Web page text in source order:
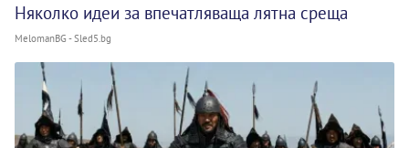
Няколко идеи за впечатляваща лятна среща
MelomanBG - Sled5.bg